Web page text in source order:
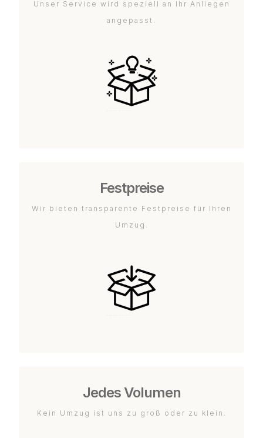
Unser Service wird speziell an Ihr Anliegen
angepasst.
Festpreise
Wir bieten transparente Festpreise für Ihren
Umzug.
Jedes Volumen
Kein Umzug ist uns zu groß oder zu klein.